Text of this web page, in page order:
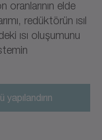
oranlarının elde
redüktörün ısıl
ısı oluşumunu